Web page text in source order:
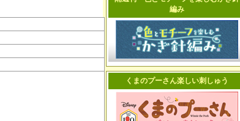
編み
くまのプーさん楽しい刺しゅう